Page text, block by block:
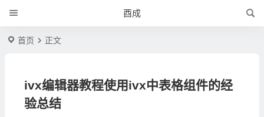
酉成
首页 正文
ivx编辑器教程使用ivx中表格组件的经
验总结